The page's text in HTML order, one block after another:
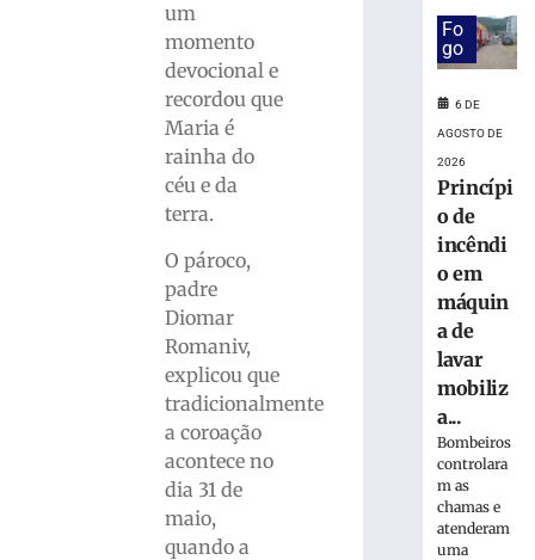
um
momento
devocional e
recordou que
Maria é
rainha do
céu e da
terra.
O pároco,
padre
Diomar
Romaniv,
explicou que
tradicionalmente
a coroação
acontece no
dia 31 de
maio,
quando a
mais
uma
semana
Horóscopo
hoje:
descubra
energias
Fo
go
6 DE
AGOSTO DE
2026
Princípi
o de
incêndi
o em
máquin
a de
lavar
mobiliz
a...
Bombeiros
controlara
m as
chamas e
atenderam
uma